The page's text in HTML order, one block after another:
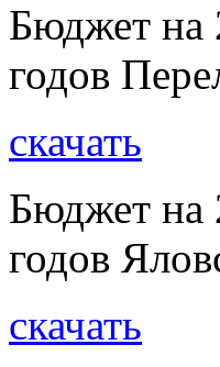
Бюджет на
годов
скачать
Бюджет на
годов
скачать